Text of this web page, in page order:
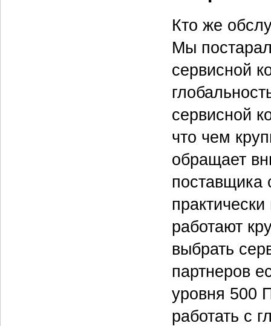
Кто же
Мы
сервисной
сервисной
что чем
обращает
поставщика
работают
выбрать
партнеров
уровня 500
работать с